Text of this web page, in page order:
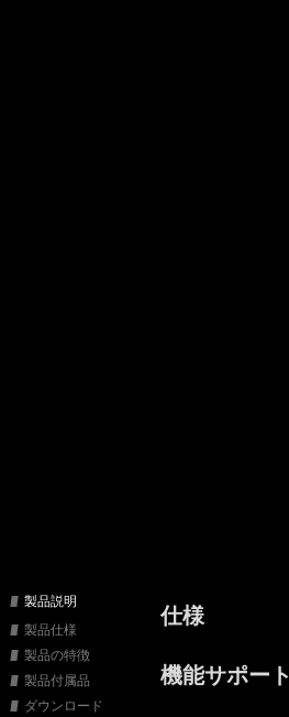
製品説明
製品仕様
製品の特徴
製品付属品
ダウンロード
仕様
機能サポート